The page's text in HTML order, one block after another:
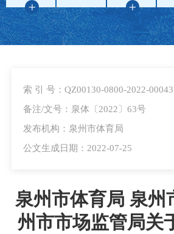
索 引 号：QZ00130-0800-2022-00043
备注/文号：泉体〔2022〕63号
发布机构：泉州市体育局
公文生成日期：2022-07-25
泉州市体育局 泉州
州市市场监管局关